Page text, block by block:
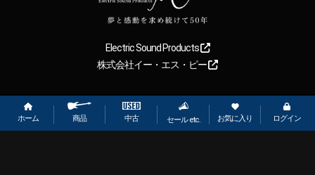
ホーム 商品 中古 セール etc. お気に入り ログイン
Electric Sound Products
株式会社イー・エス・ピー
Copyright 2026【ESP直営】BIGBOSS オンラインマーケット(ギター＆
ベース). All rights reserved.